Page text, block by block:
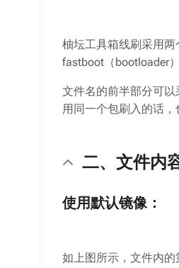
柚坛工具箱线刷采用
fastboot（bootloader
文件名的前半部分可以
用同一个包刷入的话，
二、文件内
使用默认镜像：
如上图所示，文件内